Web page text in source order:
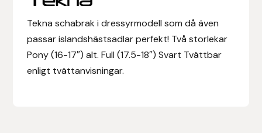
Tekna schabrak i dressyrmodell som då även
passar islandshästsadlar perfekt! Två storlekar
Pony (16-17″) alt. Full (17.5-18″) Svart Tvättbar
enligt tvättanvisningar.
Eclipse Biofarmab
Ekholm Nordic